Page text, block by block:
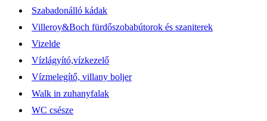
Szabadonálló kádak
Villeroy&Boch fürdőszobabútorok és szaniterek
Vizelde
Vízlágyító,vízkezelő
Vízmelegítő, villany boljer
Walk in zuhanyfalak
WC csésze